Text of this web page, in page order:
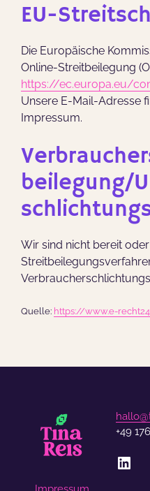
EU-
Die Europäische
Online-Streitbeilegung
https://ec.europa.eu/
Unsere E-Mail-Adresse
Impressum.
beilegung/
Wir sind nicht bereit
Quelle: https://www.e-
+49